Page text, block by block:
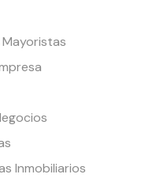
Inmobiliarios